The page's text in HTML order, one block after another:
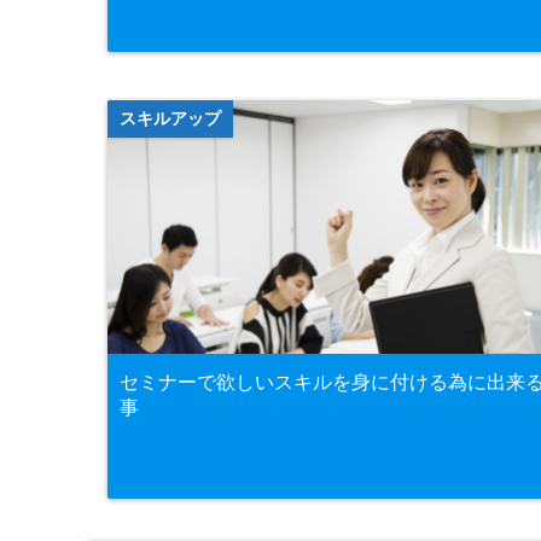
スキルアップ
セミナーで欲しいスキルを身に付ける為に出来
事